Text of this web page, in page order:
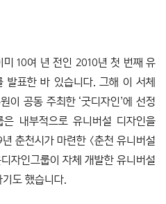
미 10여 년 전인 2010년 첫 번째 유
발표한 바 있습니다. 그해 이 서체
이 공동 주최한 ‘굿디자인’에 선정
은 내부적으로 유니버설 디자인을
춘천시가 마련한 〈춘천 유니버설
자인그룹이 자체 개발한 유니버설
도 했습니다.